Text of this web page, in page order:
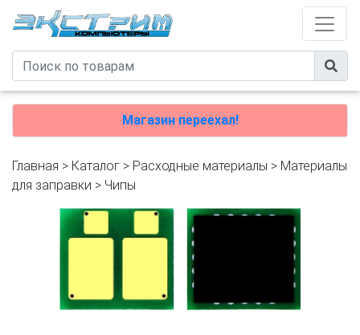
Магазин переехал!
Главная > Каталог > Расходные материалы > Материалы
для заправки > Чипы